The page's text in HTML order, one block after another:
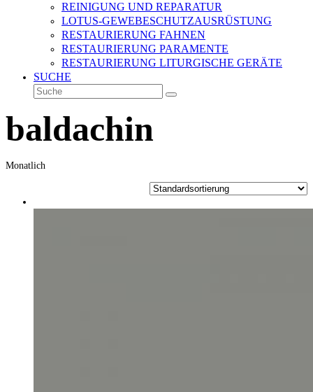
REINIGUNG UND REPARATUR
LOTUS-GEWEBESCHUTZAUSRÜSTUNG
RESTAURIERUNG FAHNEN
RESTAURIERUNG PARAMENTE
RESTAURIERUNG LITURGISCHE GERÄTE
SUCHE
Suche
Senden
baldachin
Monatlich